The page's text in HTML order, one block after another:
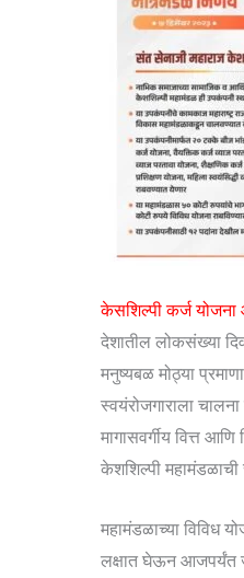
केसशिल्पी कर्ज
देशातील लोकसंख्या
मनुष्यबळ मोठ्या
स्वयंरोजगाराला चालना
मागासवर्गीय वित्त
केशशिल्पी
महामंडळाच्या विविध
लक्षात घेऊन आजपर्यंत